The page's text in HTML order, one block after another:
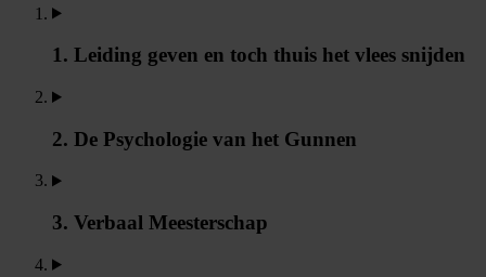
1. Leiding geven en toch thuis het vlees snijden
2. De Psychologie van het Gunnen
3. Verbaal Meesterschap